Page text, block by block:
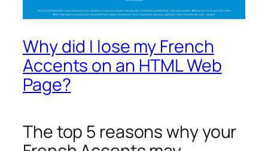
Why did I lose my French
Accents on an HTML Web
Page?
The top 5 reasons why your